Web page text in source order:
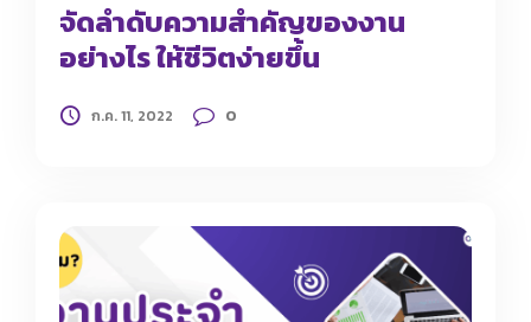
จัดลำดับความสำคัญของงาน
อย่างไร ให้ชีวิตง่ายขึ้น
ก.ค. 11, 2022 0